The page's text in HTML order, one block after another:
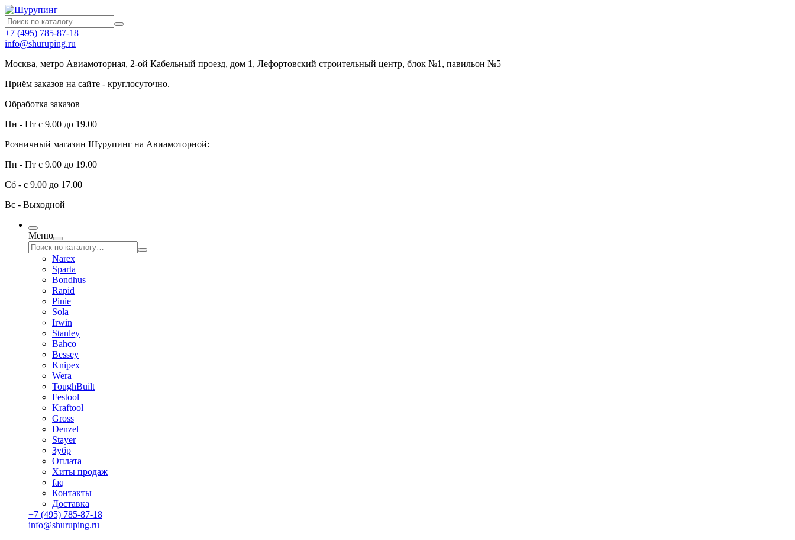
+7 (495) 785-87-18
info@shuruping.ru
Москва, метро Авиамоторная, 2-ой Кабельный проезд, дом 1, Лефортовский строительный центр, блок №1, павильон №5
Приём заказов на сайте - круглосуточно.
Обработка заказов
Пн - Пт с 9.00 до 19.00
Розничный магазин Шурупинг на Авиамоторной:
Пн - Пт с 9.00 до 19.00
Сб - с 9.00 до 17.00
Вс - Выходной
Меню
Narex
Sparta
Bondhus
Rapid
Pinie
Sola
Irwin
Stanley
Bahco
Bessey
Knipex
Wera
ToughBuilt
Festool
Kraftool
Gross
Denzel
Stayer
Зубр
Оплата
Хиты продаж
faq
Контакты
Доставка
+7 (495) 785-87-18
info@shuruping.ru